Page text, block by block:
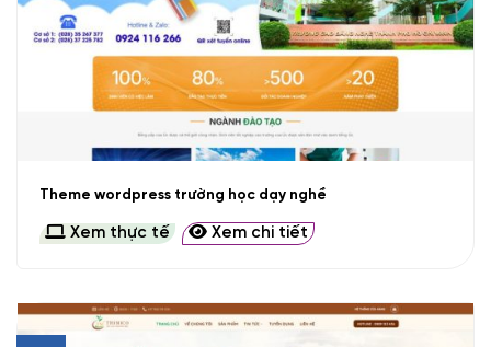
Theme wordpress trường học dạy nghề
Xem thực tế Xem chi tiết